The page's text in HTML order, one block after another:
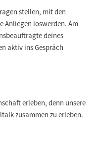
stellen, mit den
Anliegen loswerden. Am
deines
aktiv ins Gespräch
erleben, denn unsere
zusammen zu erleben.